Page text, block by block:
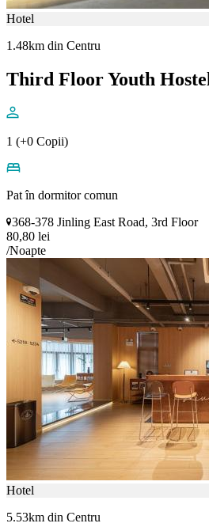
Hotel
1.48km din Centru
Third Floor Youth Hostel
1 (+0 Copii)
Pat în dormitor comun
368-378 Jinling East Road, 3rd Floor
80,80 lei
/Noapte
Hotel
5.53km din Centru